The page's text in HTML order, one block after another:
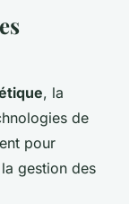
, la
de
pour
gestion des